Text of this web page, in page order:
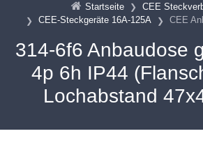
Startseite
CEE
CEE-Steckgeräte 16A-125A
CEE
314-6f6 Anbaudose
4p 6h IP44
Lochabstand